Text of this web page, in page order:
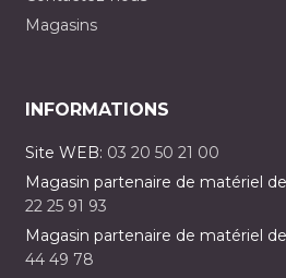
Magasins
INFORMATIONS
Site WEB: 03 20 50 21 00
Magasin partenaire de matériel
22 25 91 93
Magasin partenaire de matériel
44 49 78